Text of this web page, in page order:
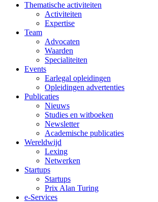
Thematische activiteiten
Activiteiten
Expertise
Team
Advocaten
Waarden
Specialiteiten
Events
Earlegal opleidingen
Opleidingen advertenties
Publicaties
Nieuws
Studies en witboeken
Newsletter
Academische publicaties
Wereldwijd
Lexing
Netwerken
Startups
Startups
Prix Alan Turing
e-Services